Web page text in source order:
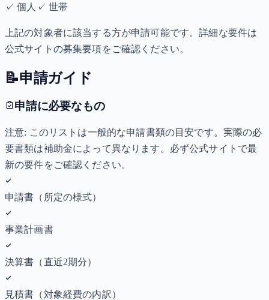
✓個人 ✓ 世帯
上記の対象者に該当する方が申請可能です。詳細な要件は
公式サイトの募集要項をご確認ください。
📝申請ガイド
申請に必要なもの
注意: このリストは一般的な申請書類の目安です。実際の必
要書類は補助金によって異なります。必ず公式サイトで最
新の要件をご確認ください。
申請書（所定の様式）
事業計画書
決算書（直近2期分）
見積書（対象経費の内訳）